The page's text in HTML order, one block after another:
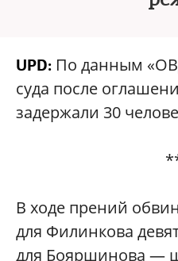
UPD: По данным
суда после
задержали 30
В ходе прений
для Филинкова
для Бояршинова —